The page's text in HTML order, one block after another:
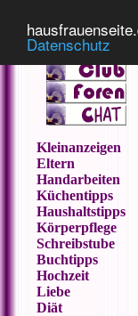
Datenschutz
Kleinanzeigen
Eltern
Handarbeiten
Küchentipps
Haushaltstipps
Körperpflege
Schreibstube
Buchtipps
Hochzeit
Liebe
Diät